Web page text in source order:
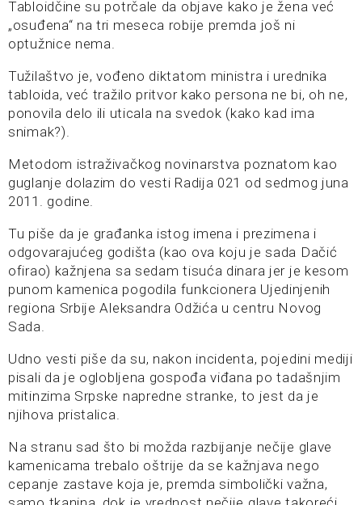
Tabloidčine su potrčale da objave kako je žena već
„osuđena“ na tri meseca robije premda još ni
optužnice nema.
Tužilaštvo je, vođeno diktatom ministra i urednika
tabloida, već tražilo pritvor kako persona ne bi, oh ne,
ponovila delo ili uticala na svedok (kako kad ima
snimak?).
Metodom istraživačkog novinarstva poznatom kao
guglanje dolazim do vesti Radija 021 od sedmog juna
2011. godine.
Tu piše da je građanka istog imena i prezimena i
odgovarajućeg godišta (kao ova koju je sada Dačić
ofirao) kažnjena sa sedam tisuća dinara jer je kesom
punom kamenica pogodila funkcionera Ujedinjenih
regiona Srbije Aleksandra Odžića u centru Novog
Sada.
Udno vesti piše da su, nakon incidenta, pojedini mediji
pisali da je oglobljena gospođa viđana po tadašnjim
mitinzima Srpske napredne stranke, to jest da je
njihova pristalica.
Na stranu sad što bi možda razbijanje nečije glave
kamenicama trebalo oštrije da se kažnjava nego
cepanje zastave koja je, premda simbolički važna,